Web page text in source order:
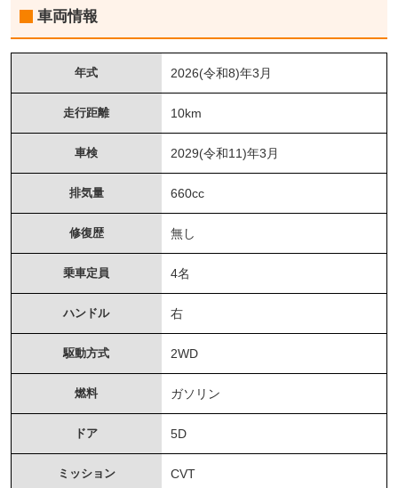
車両情報
年式 2026(令和8)年3月
走行距離 10km
車検 2029(令和11)年3月
排気量 660cc
修復歴 無し
乗車定員 4名
ハンドル 右
駆動方式 2WD
燃料 ガソリン
ドア 5D
ミッション CVT